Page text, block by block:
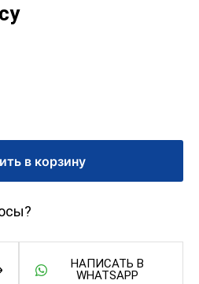
в корзину
НАПИСАТЬ В
WHATSAPP